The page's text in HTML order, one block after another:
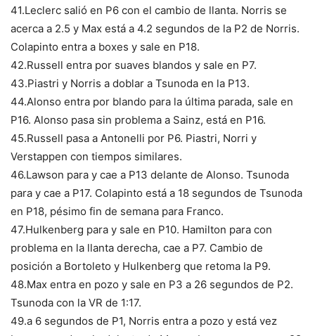
41.Leclerc salió en P6 con el cambio de llanta. Norris se
acerca a 2.5 y Max está a 4.2 segundos de la P2 de Norris.
Colapinto entra a boxes y sale en P18.
42.Russell entra por suaves blandos y sale en P7.
43.Piastri y Norris a doblar a Tsunoda en la P13.
44.Alonso entra por blando para la última parada, sale en
P16. Alonso pasa sin problema a Sainz, está en P16.
45.Russell pasa a Antonelli por P6. Piastri, Norri y
Verstappen con tiempos similares.
46.Lawson para y cae a P13 delante de Alonso. Tsunoda
para y cae a P17. Colapinto está a 18 segundos de Tsunoda
en P18, pésimo fin de semana para Franco.
47.Hulkenberg para y sale en P10. Hamilton para con
problema en la llanta derecha, cae a P7. Cambio de
posición a Bortoleto y Hulkenberg que retoma la P9.
48.Max entra en pozo y sale en P3 a 26 segundos de P2.
Tsunoda con la VR de 1:17.
49.a 6 segundos de P1, Norris entra a pozo y está vez